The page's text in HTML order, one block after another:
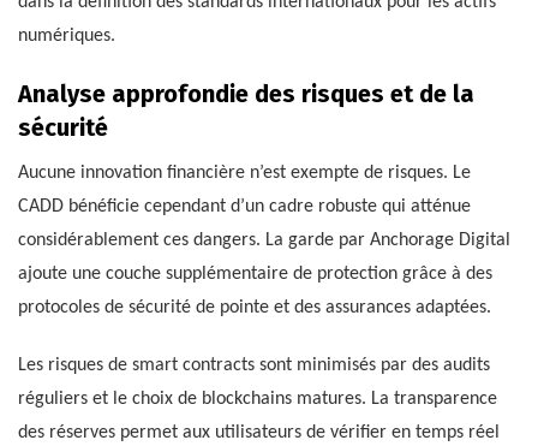
numériques.
Analyse approfondie des risques et de la
sécurité
Aucune innovation financière n’est exempte de risques. Le
CADD bénéficie cependant d’un cadre robuste qui atténue
considérablement ces dangers. La garde par Anchorage Digital
ajoute une couche supplémentaire de protection grâce à des
protocoles de sécurité de pointe et des assurances adaptées.
Les risques de smart contracts sont minimisés par des audits
réguliers et le choix de blockchains matures. La transparence
des réserves permet aux utilisateurs de vérifier en temps réel